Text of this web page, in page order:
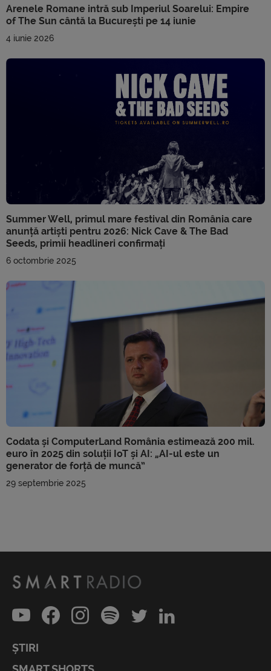
Arenele Romane intră sub Imperiul Soarelui: Empire
of The Sun cântă la București pe 14 iunie
4 iunie 2026
Summer Well, primul mare festival din România care
anunță artiști pentru 2026: Nick Cave & The Bad
Seeds, primii headlineri confirmați
6 octombrie 2025
Codata și ComputerLand România estimează 200 mil.
euro în 2025 din soluții IoT și AI: „AI-ul este un
generator de forță de muncă”
29 septembrie 2025
ȘTIRI